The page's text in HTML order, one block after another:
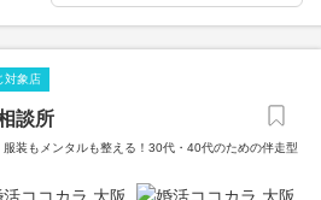
対象店
談所
装もメンタルも整える！30代・40代のための伴走型